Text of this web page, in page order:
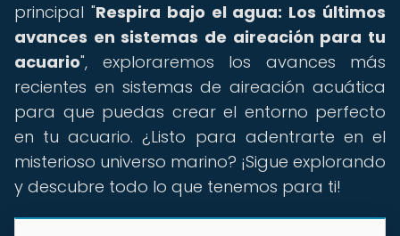
principal "Respira bajo el agua: Los últimos
avances en sistemas de aireación para tu
acuario", exploraremos los avances más
recientes en sistemas de aireación acuática
para que puedas crear el entorno perfecto
en tu acuario. ¿Listo para adentrarte en el
misterioso universo marino? ¡Sigue explorando
y descubre todo lo que tenemos para ti!